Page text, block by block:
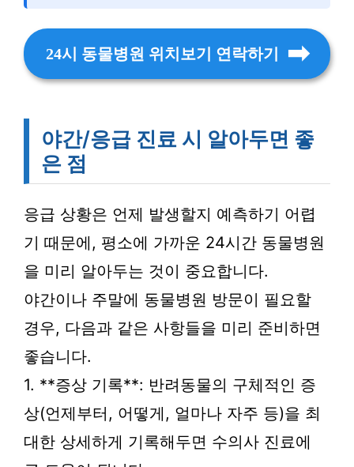
24시 동물병원 위치보기 연락하기
야간/응급 진료 시 알아두면 좋
은 점
응급 상황은 언제 발생할지 예측하기 어렵
기 때문에, 평소에 가까운 24시간 동물병원
을 미리 알아두는 것이 중요합니다.
야간이나 주말에 동물병원 방문이 필요할
경우, 다음과 같은 사항들을 미리 준비하면
좋습니다.
1. **증상 기록**: 반려동물의 구체적인 증
상(언제부터, 어떻게, 얼마나 자주 등)을 최
대한 상세하게 기록해두면 수의사 진료에